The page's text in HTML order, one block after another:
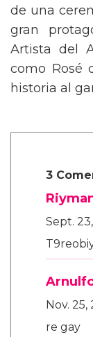
de una
gran
Artista del
como Rosé
historia al
3
Sept.
Nov. 25,
re gay